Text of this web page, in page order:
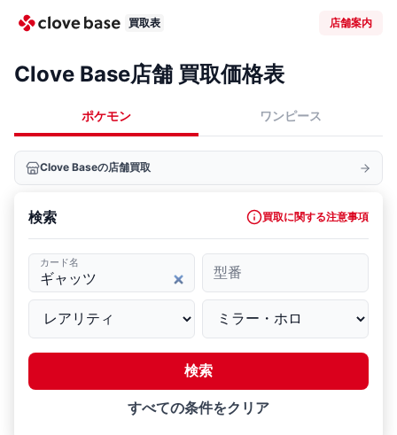
買取表 店舗案内
Clove Base店舗 買取価格表
ポケモン ワンピース
Clove Baseの店舗買取
検索 買取に関する注意事項
カード名
型番
検索
すべての条件をクリア